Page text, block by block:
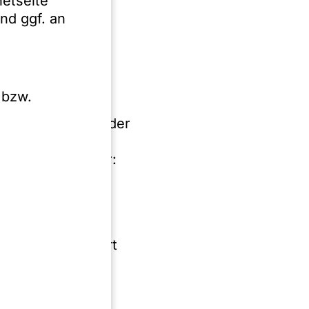
ggf. an
die
Berufsordnung der
abrufbar unter:
Main mit
Frankfurt
führen, in der